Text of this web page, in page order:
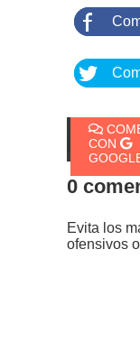
CON
0
Evita los
ofensivos